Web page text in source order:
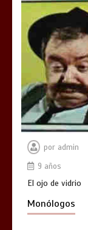
por admin
9 años
El ojo de vidrio
Monólogos